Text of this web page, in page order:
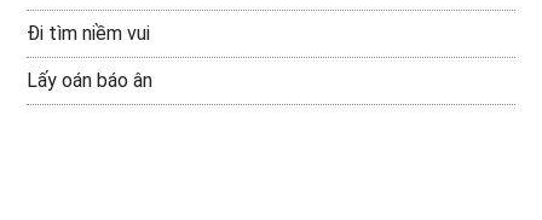
Đi tìm niềm vui
Lấy oán báo ân